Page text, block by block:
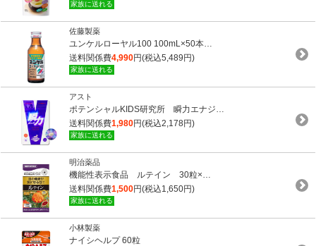
家族に送れる
佐藤製薬
ユンケルローヤル100 100mL×50本…
送料関係費4,990円(税込5,489円)
家族に送れる
アスト
ポテンシャルKIDS研究所 瞬力エナジ…
送料関係費1,980円(税込2,178円)
家族に送れる
明治薬品
機能性表示食品 ルテイン 30粒×…
送料関係費1,500円(税込1,650円)
家族に送れる
小林製薬
ナイシヘルプ 60粒